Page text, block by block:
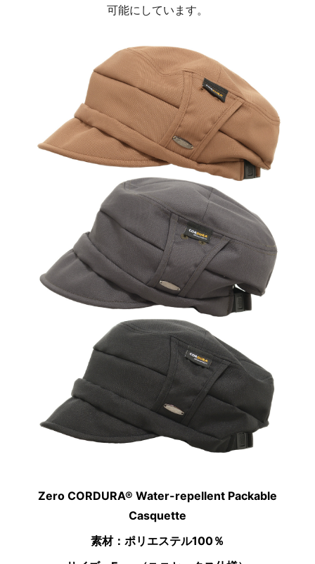
可能にしています。
Zero CORDURA® Water-repellent Packable
Casquette
素材：ポリエステル100％